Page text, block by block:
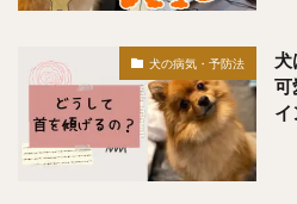
犬の病気・予防法
犬
可